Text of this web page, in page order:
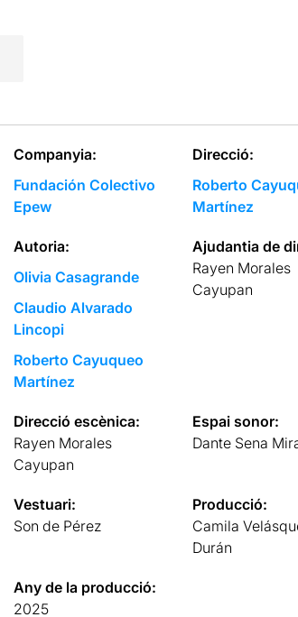
Companyia:
Fundación Colectivo
Epew
Direcció:
Roberto
Martínez
Autoria:
Olivia Casagrande
Claudio Alvarado
Lincopi
Roberto Cayuqueo
Martínez
Ajudantia de
Rayen Morales
Cayupan
Direcció escènica:
Rayen Morales
Cayupan
Espai sonor:
Dante Sena
Vestuari:
Son de Pérez
Producció:
Camila
Durán
Any de la producció:
2025